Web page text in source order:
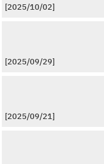
[2025/10/02]
[2025/09/29]
[2025/09/21]